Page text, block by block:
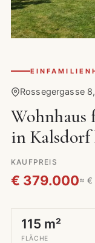
Rossegergasse
Wohnhaus
in Kalsdorf
KAUFPREIS
€ 379.000≈ €
115 m²
FLÄCHE